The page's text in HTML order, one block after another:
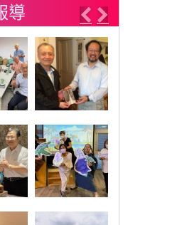
導
Previous
Next